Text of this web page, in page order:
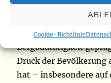
Cookie-Richtlinie
Wildreservat Biri-Uere
dem Provinzdirektor,
dieses Reservat von
Bergbautätigkeit
Druck der Bevölkerung
hat – insbesondere auf